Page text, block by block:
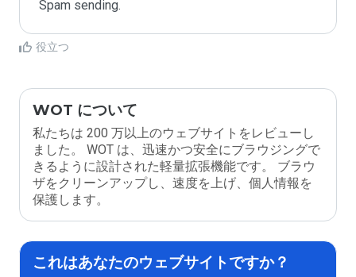
Spam sending.
役立つ
WOT について
私たちは 200 万以上のウェブサイトをレビューし
ました。 WOT は、迅速かつ安全にブラウジングで
きるように設計された軽量拡張機能です。 ブラウ
ザをクリーンアップし、速度を上げ、個人情報を
保護します。
これはあなたのウェブサイトですか？